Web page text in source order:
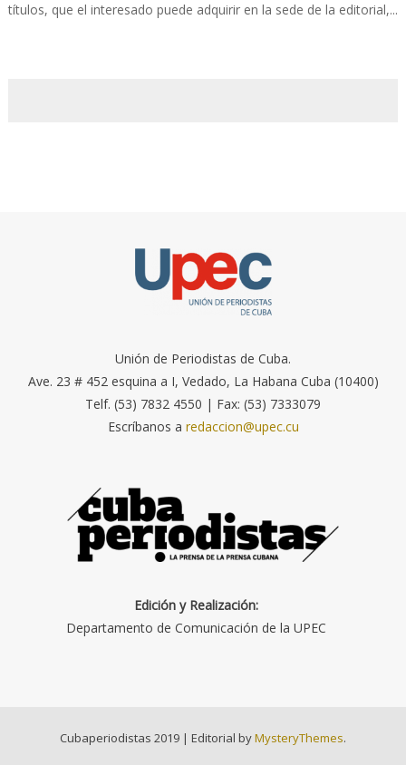
títulos, que el interesado puede adquirir en la sede de la editorial,...
Unión de Periodistas de Cuba.
Ave. 23 # 452 esquina a I, Vedado, La Habana Cuba (10400)
Telf. (53) 7832 4550 | Fax: (53) 7333079
Escríbanos a redaccion@upec.cu
Edición y Realización:
Departamento de Comunicación de la UPEC
Cubaperiodistas 2019 | Editorial byMysteryThemes.